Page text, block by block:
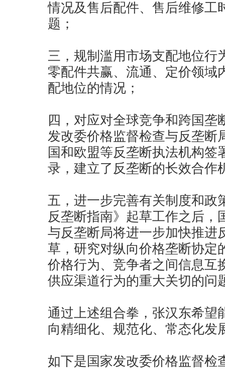
情况及售后配件、售后维修工
题；
三，规制滥用市场支配地位行
零配件共赢、流通、定价领域
配地位的情况；
四，对应对全球竞争和跨国垄
发改委价格监督检查与反垄断
国和欧盟等反垄断执法机构签
录，建立了反垄断的长效合作
五，进一步完善有关制度和政
反垄断指南》起草工作之后，
与反垄断局将进一步加快推进
草，研究对纵向价格垄断协定
价格行为、竞争者之间信息互
供应渠道行为的重大关切的问
通过上述组合拳，张汉东希望
向精细化、规范化、常态化发
如下是国家发改委价格监督检